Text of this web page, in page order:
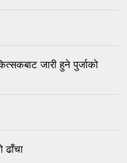
जारी हुने पुर्जाको
ढाँचा